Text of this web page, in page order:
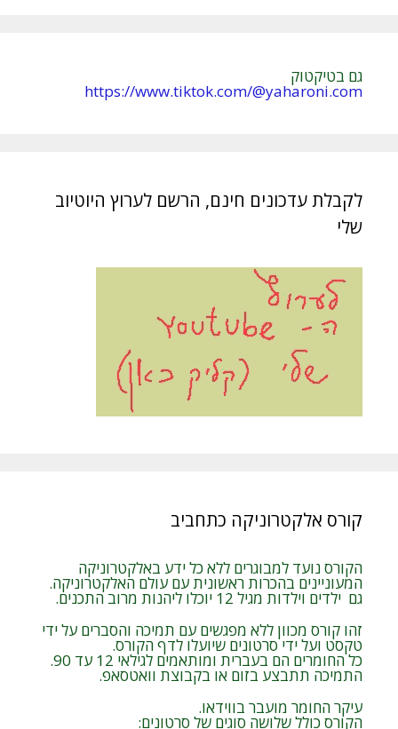
גם בטיקטוק
https://www.tiktok.com/@yaharoni.com
לקבלת עדכונים חינם, הרשם לערוץ היוטיוב
שלי
קורס אלקטרוניקה כתחביב
הקורס נועד למבוגרים ללא כל ידע באלקטרוניקה
המעוניינים בהכרות ראשונית עם עולם האלקטרוניקה.
גם ילדים וילדות מגיל 12 יוכלו ליהנות מרוב התכנים.
זהו קורס מכוון ללא מפגשים עם תמיכה והסברים על ידי
טקסט ועל ידי סרטונים שיועלו לדף הקורס.
כל החומרים הם בעברית ומותאמים לגילאי 12 עד 90.
התמיכה תתבצע בזום או בקבוצת וואטסאפ.
עיקר החומר מועבר בווידאו.
הקורס כולל שלושה סוגים של סרטונים: